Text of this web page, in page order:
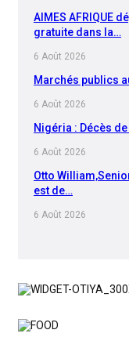
AIMES AFRIQUE
gratuite dans la…
6 Août 2026
Marchés publics
6 Août 2026
Nigéria : Décès
6 Août 2026
Otto
est de…
6 Août 2026